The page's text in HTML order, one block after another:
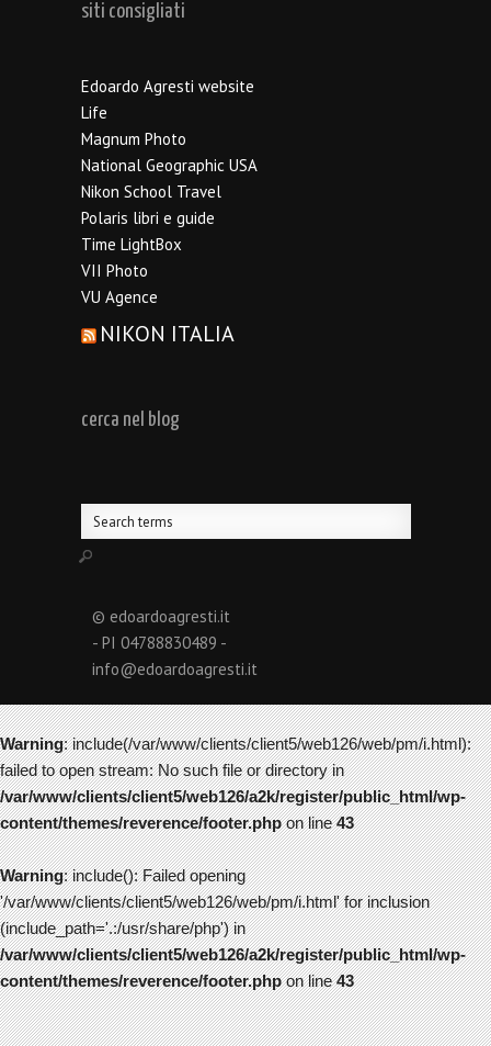
siti consigliati
Edoardo Agresti website
Life
Magnum Photo
National Geographic USA
Nikon School Travel
Polaris libri e guide
Time LightBox
VII Photo
VU Agence
NIKON ITALIA
cerca nel blog
© edoardoagresti.it
- PI 04788830489 -
info@edoardoagresti.it
Warning: include(/var/www/clients/client5/web126/web/pm/i.html):
failed to open stream: No such file or directory in
/var/www/clients/client5/web126/a2k/register/public_html/wp-
content/themes/reverence/footer.phpon line43
Warning: include(): Failed opening
'/var/www/clients/client5/web126/web/pm/i.html' for inclusion
(include_path='.:/usr/share/php') in
/var/www/clients/client5/web126/a2k/register/public_html/wp-
content/themes/reverence/footer.phpon line43